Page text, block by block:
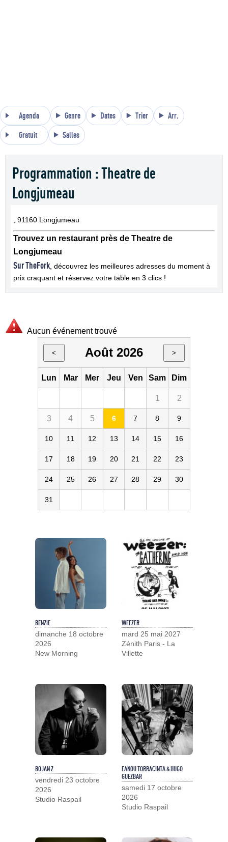
Agenda Genre Dates Trier Arr.
Gratuit Salles
Programmation : Theatre de
Longjumeau
, 91160 Longjumeau
Trouvez un restaurant près de Theatre de
Longjumeau
Sur TheFork , découvrez les meilleures adresses du moment à
prix craquant et réservez votre table en 3 clics !
Aucun événement trouvé
< Août 2026 >
Lun Mar Mer Jeu Ven Sam Dim
1 2
3 4 5 6 7 8 9
10 11 12 13 14 15 16
17 18 19 20 21 22 23
24 25 26 27 28 29 30
31
BENZIE
dimanche 18 octobre
2026
New Morning
WEEZER
mard 25 mai 2027
Zénith Paris - La
Villette
BOJAN Z
vendredi 23 octobre
2026
Studio Raspail
FANOU TORRACINTA & HUGO
GUEZBAR
samedi 17 octobre
2026
Studio Raspail